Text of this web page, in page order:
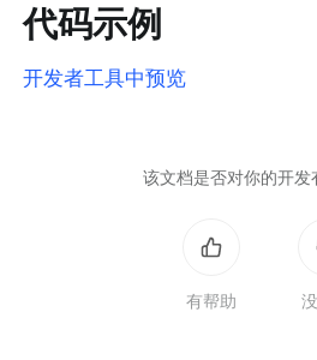
代码示例
开发者工具中预览
该文档是否对你的开发
有帮助